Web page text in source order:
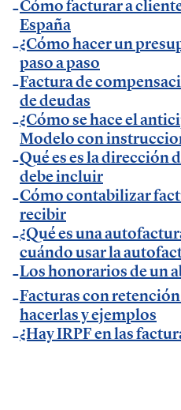
— Entrevista en
Marcos De La Cueva en
— Participación como
España 2023.
Temáticas de
negocios | startups |
empresas| asesorías|
| pequeños negocios |
desarrollo de negocio
Cómo facturar a
España
¿Cómo hacer un
paso a paso
Factura de
de deudas
¿Cómo se hace el
Modelo con
Qué es es la dirección
debe incluir
Cómo contabilizar
recibir
¿Qué es una
cuándo usar la
Los honorarios de un
Facturas con
hacerlas y ejemplos
¿Hay IRPF en las